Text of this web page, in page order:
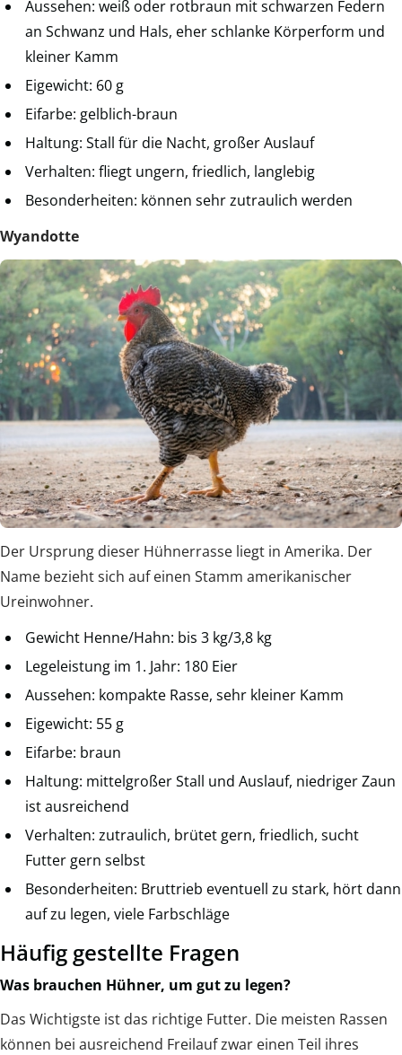
Aussehen: weiß oder rotbraun mit schwarzen Federn
an Schwanz und Hals, eher schlanke Körperform und
kleiner Kamm
Eigewicht: 60 g
Eifarbe: gelblich-braun
Haltung: Stall für die Nacht, großer Auslauf
Verhalten: fliegt ungern, friedlich, langlebig
Besonderheiten: können sehr zutraulich werden
Wyandotte
Der Ursprung dieser Hühnerrasse liegt in Amerika. Der
Name bezieht sich auf einen Stamm amerikanischer
Ureinwohner.
Gewicht Henne/Hahn: bis 3 kg/3,8 kg
Legeleistung im 1. Jahr: 180 Eier
Aussehen: kompakte Rasse, sehr kleiner Kamm
Eigewicht: 55 g
Eifarbe: braun
Haltung: mittelgroßer Stall und Auslauf, niedriger Zaun
ist ausreichend
Verhalten: zutraulich, brütet gern, friedlich, sucht
Futter gern selbst
Besonderheiten: Bruttrieb eventuell zu stark, hört dann
auf zu legen, viele Farbschläge
Häufig gestellte Fragen
Was brauchen Hühner, um gut zu legen?
Das Wichtigste ist das richtige Futter. Die meisten Rassen
können bei ausreichend Freilauf zwar einen Teil ihres